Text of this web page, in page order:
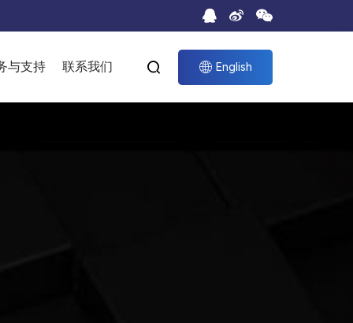
 English

与支持 联系我们